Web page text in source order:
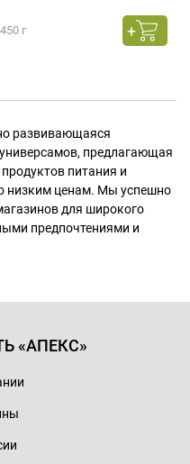
450 г
развивающаяся
предлагающая
питания и
низким ценам. Мы успешно
для широкого
предпочтениями и
«АПЕКС»